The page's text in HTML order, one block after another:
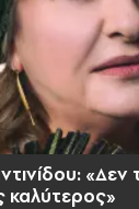
«Δεν
καλύτερος»